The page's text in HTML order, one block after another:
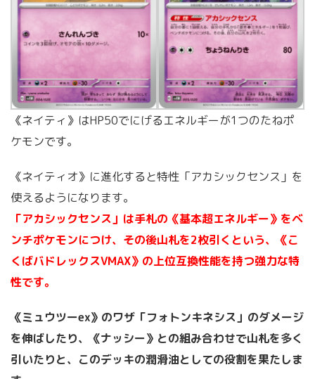
《ネイティ》はHP50でにげるエネルギーが1つのたねポ
ケモンです。
《ネイティオ》に進化すると特性「アカシックセンス」を
使えるようになります。
「アカシックセンス」は手札の《基本超エネルギー》をベ
ンチポケモンにつけ、その後山札を2枚引くという、《こ
くばバドレックスVMAX》の上位互換性能を持つ強力な特
性です。
《ミュウツーex》のワザ「フォトンキネシス」のダメージ
を伸ばしたり、《ナッシー》との組み合わせで山札を多く
引いたりと、このデッキの潤滑油としての役割を果たしま